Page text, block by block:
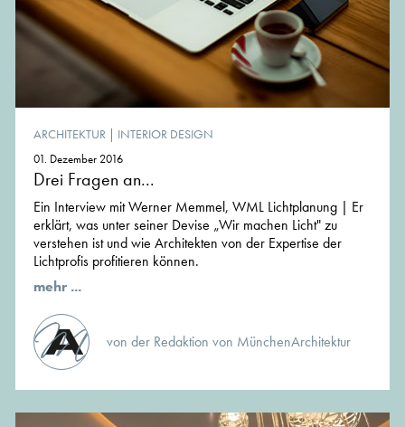
ARCHITEKTUR | INTERIOR DESIGN
01. Dezember 2016
Drei Fragen an...
Ein Interview mit Werner Memmel, WML Lichtplanung | Er
erklärt, was unter seiner Devise „Wir machen Licht" zu
verstehen ist und wie Architekten von der Expertise der
Lichtprofis profitieren können.
mehr ...
von der Redaktion von MünchenArchitektur